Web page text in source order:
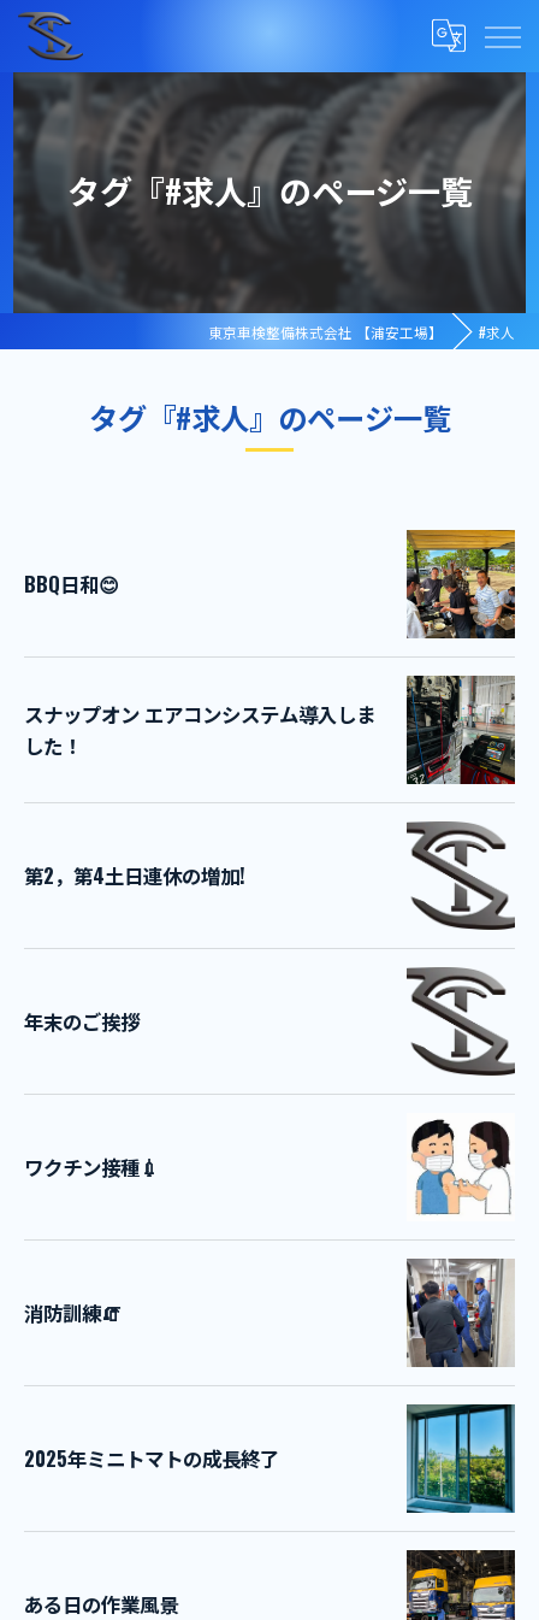
タグ『#求人』のページ一覧
東京車検整備株式会社 【浦安工場】 #求人
タグ『#求人』のページ一覧
BBQ日和😊
スナップオン エアコンシステム導入しま
した！
第2，第4土日連休の増加!
年末のご挨拶
ワクチン接種💉
消防訓練🧯
2025年ミニトマトの成長終了
ある日の作業風景